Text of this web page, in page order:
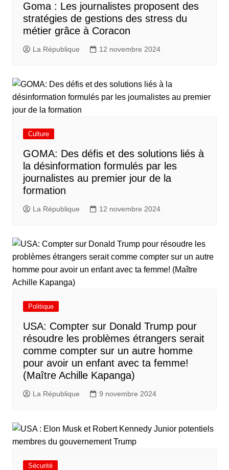
Goma : Les journalistes proposent des
stratégies de gestions des stress du
métier grâce à Coracon
La République 12 novembre 2024
Culture
GOMA: Des défis et des solutions liés à
la désinformation formulés par les
journalistes au premier jour de la
formation
La République 12 novembre 2024
Politique
USA: Compter sur Donald Trump pour
résoudre les problèmes étrangers serait
comme compter sur un autre homme
pour avoir un enfant avec ta femme!
(Maître Achille Kapanga)
La République 9 novembre 2024
Sécurité